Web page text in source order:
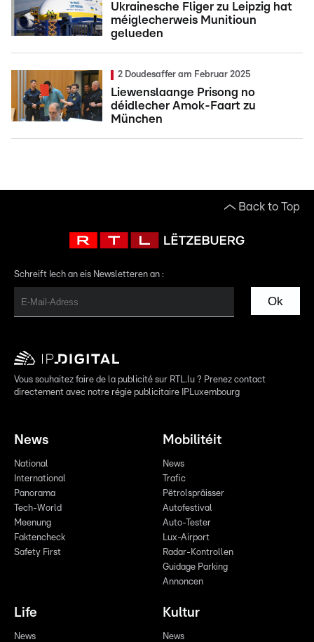
Ukrainesche Fliger zu Leipzig hat
méiglecherweis Munitioun
gelueden
2 Doudesaffer am Februar 2025
Liewenslaange Prisong no
déidlecher Amok-Faart zu
München
Back to Top
Schreift Iech an eis Newsletteren an :
Ok
Vous souhaitez faire de la publicité sur RTL.lu ? Prenez contact
directement avec notre régie publicitaire IPLuxembourg
News
National
International
Panorama
Tech-World
Meenung
Faktencheck
Safety First
Mobilitéit
News
Trafic
Pëtrolspräisser
Autofestival
Auto-Tester
Lux-Airport
Radar-Kontrollen
Guidage Parking
Annoncen
Life
News
Kultur
News